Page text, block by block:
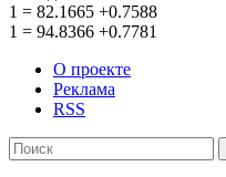
1 = 82.1665 +0.7588
1 = 94.8366 +0.7781
О проекте
Реклама
RSS